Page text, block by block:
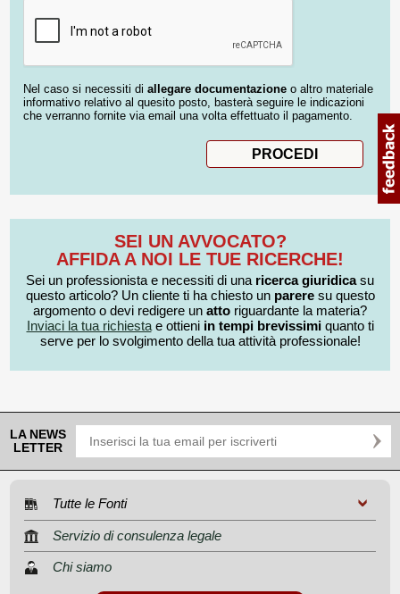
Nel caso si necessiti di allegare documentazione o altro materiale
informativo relativo al quesito posto, basterà seguire le indicazioni
che verranno fornite via email una volta effettuato il pagamento.
SEI UN AVVOCATO?
AFFIDA A NOI LE TUE RICERCHE!
Sei un professionista e necessiti di una ricerca giuridicasu
questo articolo? Un cliente ti ha chiesto un pareresu questo
argomento o devi redigere un atto riguardante la materia?
Inviaci la tua richiestae ottieni in tempi brevissimiquanto ti
serve per lo svolgimento della tua attività professionale!
LA NEWS
LETTER
Tutte le Fonti
Servizio di consulenza legale
Chi siamo